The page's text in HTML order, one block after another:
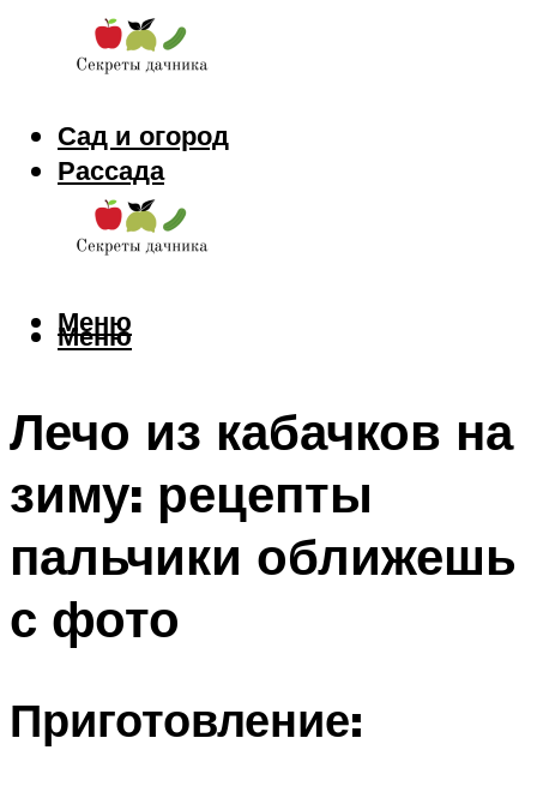
Сад и огород
Рассада
Цветы
Заготовки
Меню
Меню
Лечо из кабачков на
зиму: рецепты
пальчики оближешь
с фото
Приготовление: